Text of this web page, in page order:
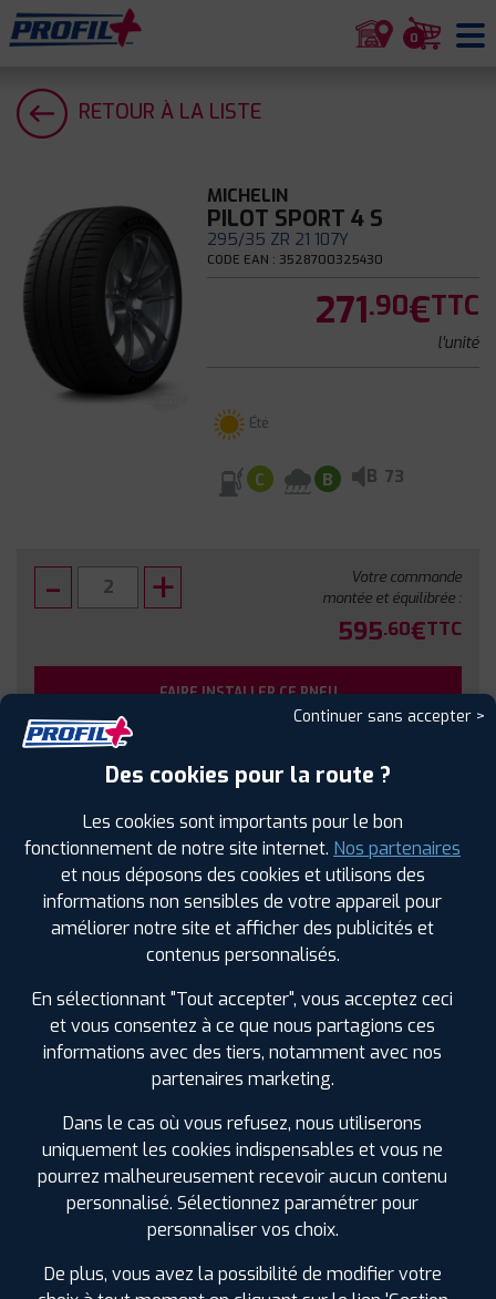
0
RETOUR À LA LISTE
MICHELIN
PILOT SPORT 4 S
295/35 ZR 21 107Y
CODE EAN : 3528700325430
271.90€TTC
l'unité
Été
C B B 73
Votre commande
montée et équilibrée :
595.60€TTC
FAIRE INSTALLER CE PNEU
Sous réserve de disponibilité en agence
SPÉCIFICATIONS AVIS CLIENTS ÉTIQUETAGE
Étiquetage
Continuer sans accepter >
Des cookies pour la route ?
Les cookies sont importants pour le bon
fonctionnement de notre site internet. Nos partenaires
et nous déposons des cookies et utilisons des
informations non sensibles de votre appareil pour
améliorer notre site et afficher des publicités et
contenus personnalisés.
En sélectionnant "Tout accepter", vous acceptez ceci
et vous consentez à ce que nous partagions ces
informations avec des tiers, notamment avec nos
partenaires marketing.
Dans le cas où vous refusez, nous utiliserons
uniquement les cookies indispensables et vous ne
pourrez malheureusement recevoir aucun contenu
personnalisé. Sélectionnez paramétrer pour
personnaliser vos choix.
De plus, vous avez la possibilité de modifier votre